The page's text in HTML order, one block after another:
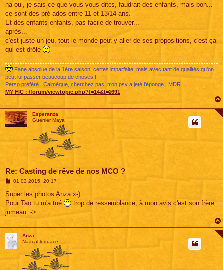
s
a
g
ha oui, je sais ce que vous vous dites, faudrait des enfants, mais bon...
ce sont des pré-ados entre 11 et 13/14 ans.
Et des enfants enfants, pas facile de trouver...
après...
c'est juste un jeu, tout le monde peut y aller de ses propositions, c'est ça
qui est drôle
Fane absolue de la 1ère saison, certes imparfaite, mais avec tant de qualités qu'on
peut lui passer beaucoup de choses !
Perso préféré : Calmèque, cherchez pas, mon psy a jeté l'éponge ! MDR
MY FIC : /forum/viewtopic.php?f=14&t=2691
Esperanza
Guerrier Maya
Re: Casting de rêve de nos MCO ?
M
s
s
a
g
01 03 2015, 20:17
Super les photos Anza x-)
Pour Tao tu m'a tué
trop de ressemblance, à mon avis c'est son frère
jumeau :->
Anza
Naacal loquace